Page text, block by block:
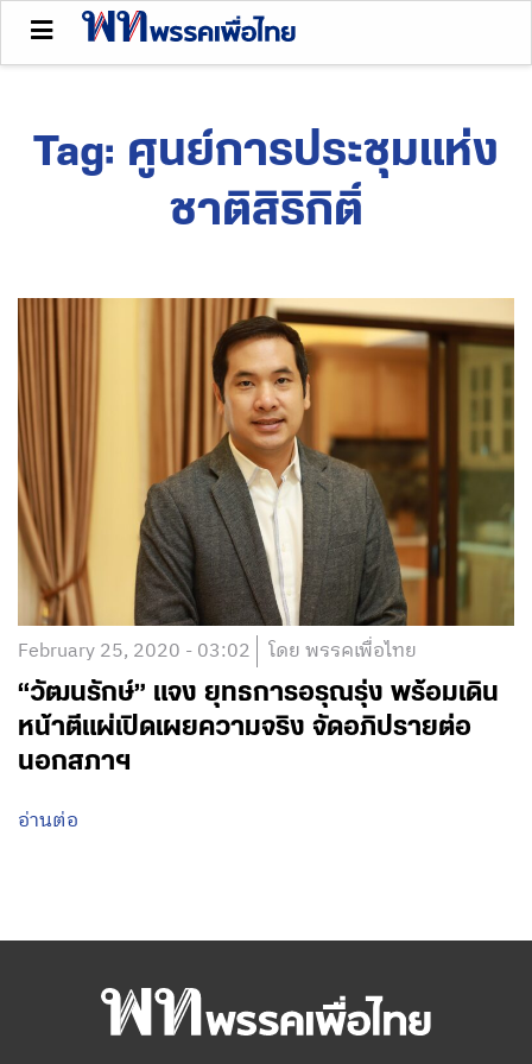
Tag: ศูนย์การประชุมแห่ง
ชาติสิริกิติ์
February 25, 2020 - 03:02 โดย พรรคเพื่อไทย
“วัฒนรักษ์” แจง ยุทธการอรุณรุ่ง พร้อมเดิน
หน้าตีแผ่เปิดเผยความจริง จัดอภิปรายต่อ
นอกสภาฯ
อ่านต่อ